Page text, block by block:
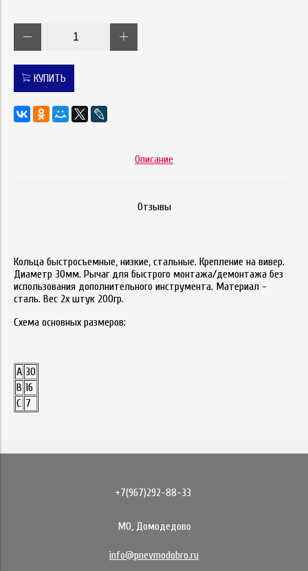
КУПИТЬ
Описание
Отзывы
Кольца быстросъемные, низкие, стальные. Крепление на вивер.
Диаметр 30мм. Рычаг для быстрого монтажа/демонтажа без
использования дополнительного инструмента. Материал -
сталь. Вес 2х штук 200гр.
Схема основных размеров:
А 30
B 16
C 7
+7(967)292-88-33
МО, Домодедово
info@pnevmodobro.ru